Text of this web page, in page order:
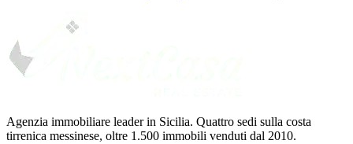
Agenzia immobiliare leader in Sicilia. Quattro sedi sulla costa
tirrenica messinese, oltre 1.500 immobili venduti dal 2010.